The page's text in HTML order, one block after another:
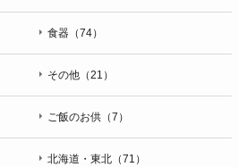
食器（74）
その他（21）
ご飯のお供（7）
北海道・東北（71）